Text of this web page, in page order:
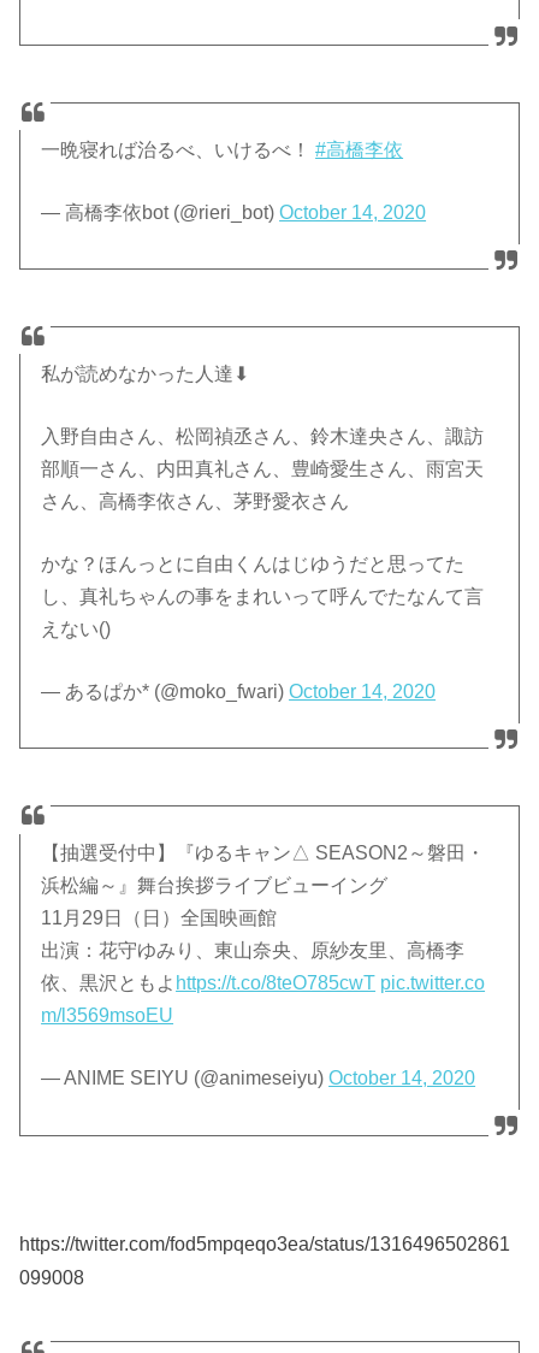
一晩寝れば治るべ、いけるべ！#高橋李依
— 高橋李依bot (@rieri_bot)October 14, 2020
私が読めなかった人達⬇
入野自由さん、松岡禎丞さん、鈴木達央さん、諏訪
部順一さん、内田真礼さん、豊崎愛生さん、雨宮天
さん、高橋李依さん、茅野愛衣さん
かな？ほんっとに自由くんはじゆうだと思ってた
し、真礼ちゃんの事をまれいって呼んでたなんて言
えない()
— あるぱか* (@moko_fwari)October 14, 2020
【抽選受付中】『ゆるキャン△ SEASON2～磐田・
浜松編～』舞台挨拶ライブビューイング
11月29日（日）全国映画館
出演：花守ゆみり、東山奈央、原紗友里、高橋李
依、黒沢ともよ https://t.co/8teO785cwT pic.twitter.co
m/l3569msoEU
— ANIME SEIYU (@animeseiyu)October 14, 2020
https://twitter.com/fod5mpqeqo3ea/status/1316496502861
099008